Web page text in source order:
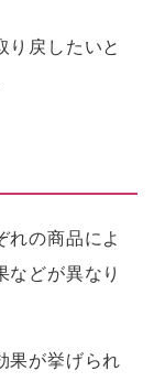
り戻したいと
れの商品によ
などが異なり
果が挙げられ